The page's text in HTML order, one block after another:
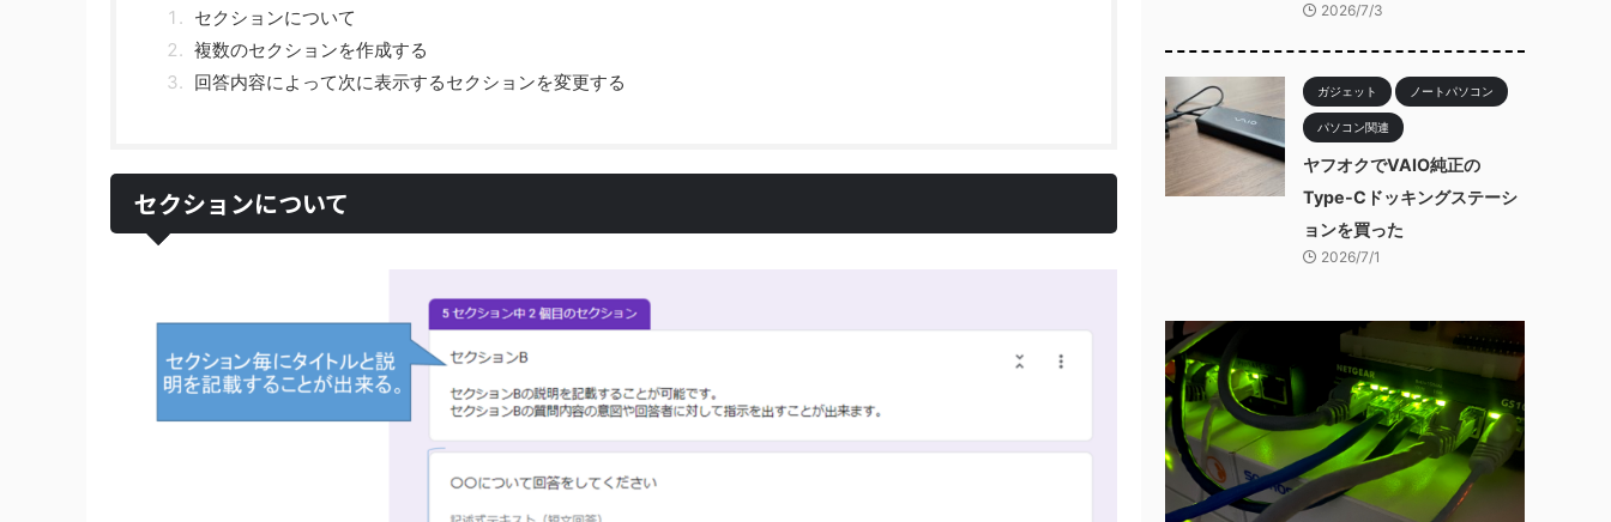
セクションについて
複数のセクションを作成する
回答内容によって次に表示するセクションを変更する
セクションについて
2026/7/3
ガジェット ノートパソコン
パソコン関連
ヤフオクでVAIO純正の
Type-Cドッキングステーシ
ョンを買った
2026/7/1